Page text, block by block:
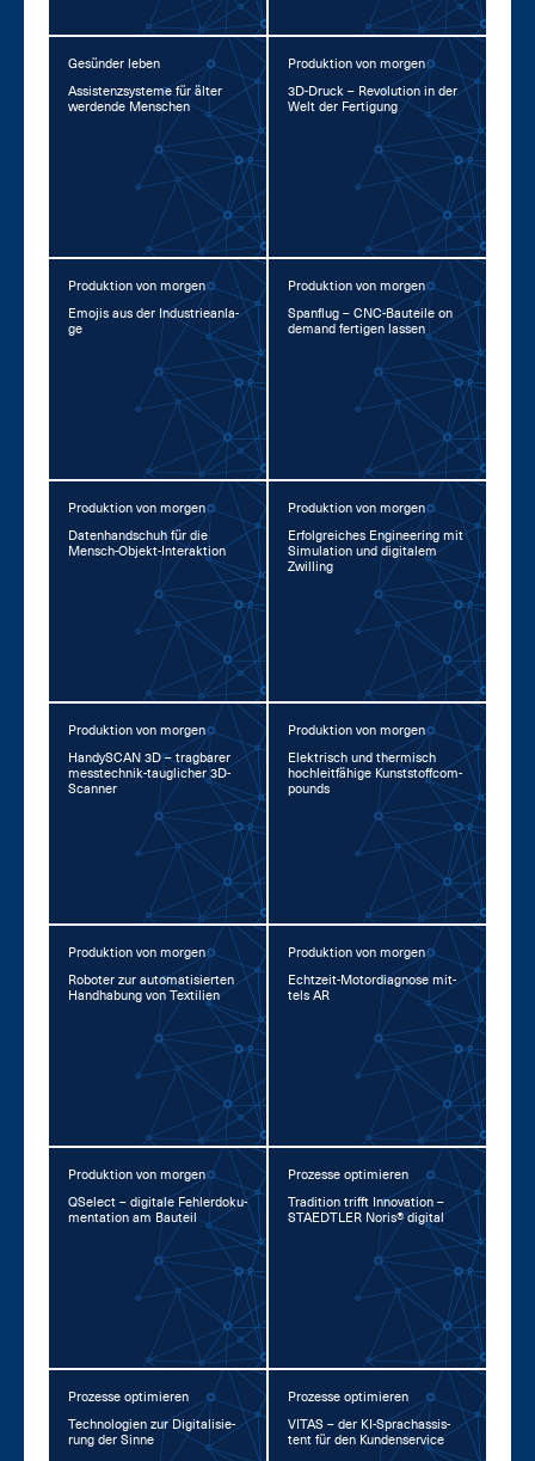
Gesünder leben
As­sis­tenz­sys­te­me für äl­ter
wer­den­de Men­schen
Produktion von morgen
3D-Druck – Re­vo­lu­ti­on in der
Welt der Fer­ti­gung
Produktion von morgen
Emo­jis aus der In­dus­trie­an­la­
ge
Produktion von morgen
Span­flug – CNC-Bau­tei­le on
de­mand fer­ti­gen las­sen
Produktion von morgen
Da­ten­hand­schuh für die
Mensch-Ob­jekt-In­ter­ak­ti­on
Produktion von morgen
Er­folg­rei­ches En­gi­nee­ring mit
Si­mu­la­ti­on und di­gi­ta­lem
Zwil­ling
Produktion von morgen
Han­dy­SCAN 3D – trag­ba­rer
mess­tech­nik-taug­li­cher 3D-
Scan­ner
Produktion von morgen
Elek­trisch und ther­misch
hoch­leit­fä­hi­ge Kunst­stoff­com­
pounds
Produktion von morgen
Ro­bo­ter zur au­to­ma­ti­sier­ten
Hand­ha­bung von Tex­ti­li­en
Produktion von morgen
Echt­zeit-Mo­tor­dia­gno­se mit­
tels AR
Produktion von morgen
QSelect – di­gi­ta­le Feh­ler­do­ku­
men­ta­ti­on am Bau­teil
Prozesse optimieren
Tra­di­ti­on trifft In­no­va­ti­on –
STA­EDT­LER No­ris® di­gi­tal
Prozesse optimieren
Tech­no­lo­gi­en zur Di­gi­ta­li­sie­
rung der Sin­ne
Prozesse optimieren
VI­TAS – der KI-Sprachas­sis­
tent für den Kun­den­ser­vice